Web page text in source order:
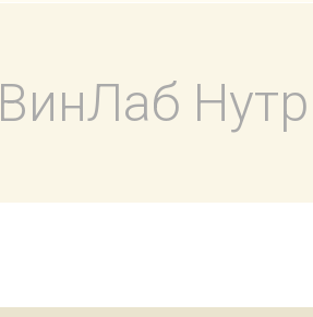
ВинЛаб